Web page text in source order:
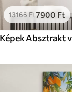
13166Ft7900 Ft
Képek Absztrakt